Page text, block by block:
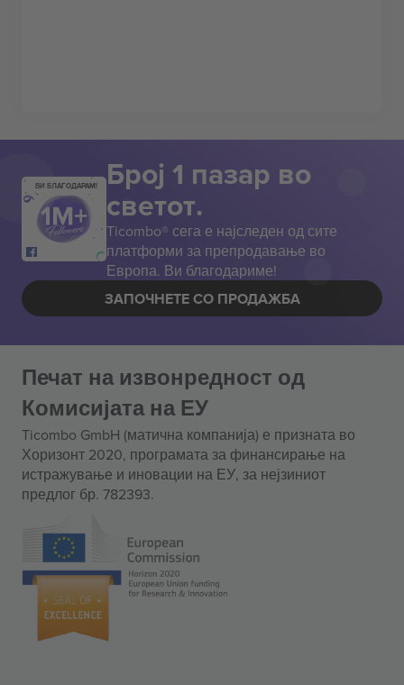
ВИ БЛАГОДАРАМ! Број 1 пазар во
светот.
Ticombo® сега е најследен од сите
платформи за препродавање во
Европа. Ви благодариме!
ЗАПОЧНЕТЕ СО ПРОДАЖБА
Печат на извонредност од
Комисијата на ЕУ
Ticombo GmbH (матична компанија) е призната во
Хоризонт 2020, програмата за финансирање на
истражување и иновации на ЕУ, за нејзиниот
предлог бр. 782393.